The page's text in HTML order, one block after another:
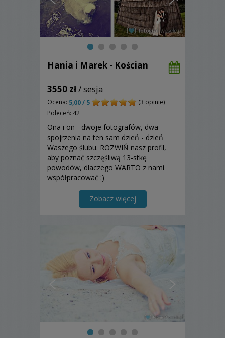
Hania i Marek - Kościan
3550 zł/ sesja
Ocena: 5,00 / 5
(3 opinie)
Poleceń: 42
Ona i on - dwoje fotografów, dwa
spojrzenia na ten sam dzień - dzień
Waszego ślubu. ROZWIŃ nasz profil,
aby poznać szczęśliwą 13-stkę
powodów, dlaczego WARTO z nami
współpracować :)
Zobacz więcej